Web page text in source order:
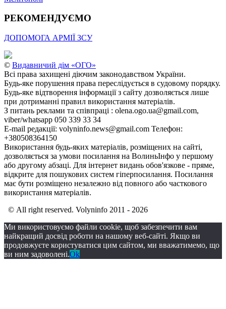
РЕКОМЕНДУЄМО
ДОПОМОГА АРМІЇ ЗСУ
© Видавничий дім «ОГО»
Всі права захищені діючим законодавством України.
Будь-яке порушення права переслідується в судовому порядку.
Будь-яке відтворення інформації з сайту дозволяється лише
при дотриманні правил використання матеріалів.
З питань реклами та співпраці : olena.ogo.ua@gmail.com,
viber/whatsapp 050 339 33 34
E-mail редакції: volyninfo.news@gmail.com Телефон:
+380508364150
Використання будь-яких матеріалів, розміщених на сайті,
дозволяється за умови посилання на ВолиньІнфо у першому
або другому абзаці. Для інтернет видань обов'язкове - пряме,
відкрите для пошукових систем гіперпосилання. Посилання
має бути розміщено незалежно від повного або часткового
використання матеріалів.
© All right reserved. Volyninfo 2011 - 2026
Ми використовуємо файли cookie, щоб забезпечити вам
найкращий досвід роботи на нашому веб-сайті. Якщо ви
продовжуєте користуватися цим сайтом, ми вважатимемо, що
ви ним задоволені.Ok